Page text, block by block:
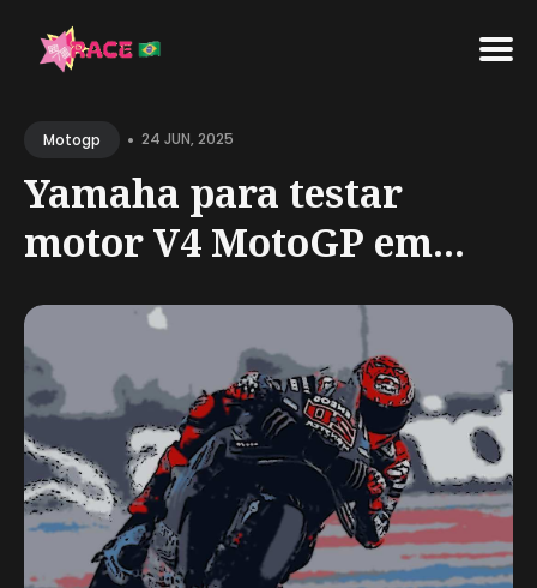
Motogp • 24 JUN, 2025
Yamaha para testar
motor V4 MotoGP em...